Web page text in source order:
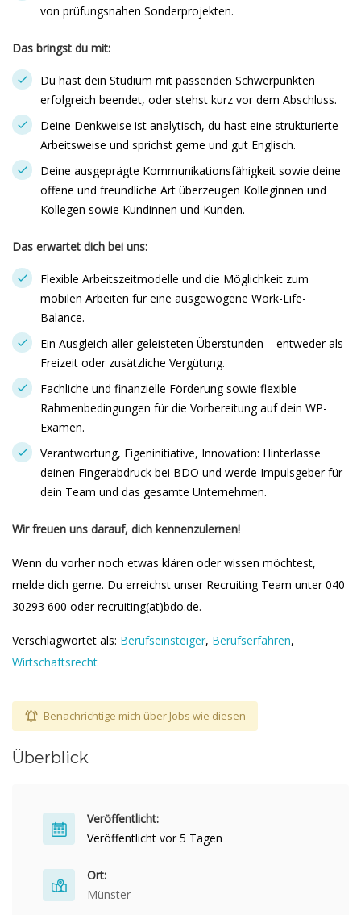
von prüfungsnahen Sonderprojekten.
Das bringst du mit:
Du hast dein Studium mit passenden Schwerpunkten
erfolgreich beendet, oder stehst kurz vor dem Abschluss.
Deine Denkweise ist analytisch, du hast eine strukturierte
Arbeitsweise und sprichst gerne und gut Englisch.
Deine ausgeprägte Kommunikationsfähigkeit sowie deine
offene und freundliche Art überzeugen Kolleginnen und
Kollegen sowie Kundinnen und Kunden.
Das erwartet dich bei uns:
Flexible Arbeitszeitmodelle und die Möglichkeit zum
mobilen Arbeiten für eine ausgewogene Work-Life-
Balance.
Ein Ausgleich aller geleisteten Überstunden – entweder als
Freizeit oder zusätzliche Vergütung.
Fachliche und finanzielle Förderung sowie flexible
Rahmenbedingungen für die Vorbereitung auf dein WP-
Examen.
Verantwortung, Eigeninitiative, Innovation: Hinterlasse
deinen Fingerabdruck bei BDO und werde Impulsgeber für
dein Team und das gesamte Unternehmen.
Wir freuen uns darauf, dich kennenzulernen!
Wenn du vorher noch etwas klären oder wissen möchtest,
melde dich gerne. Du erreichst unser Recruiting Team unter 040
30293 600 oder recruiting(at)bdo.de.
Verschlagwortet als: Berufseinsteiger, Berufserfahren,
Wirtschaftsrecht
Benachrichtige mich über Jobs wie diesen
Überblick
Veröffentlicht:
Veröffentlicht vor 5 Tagen
Ort:
Münster